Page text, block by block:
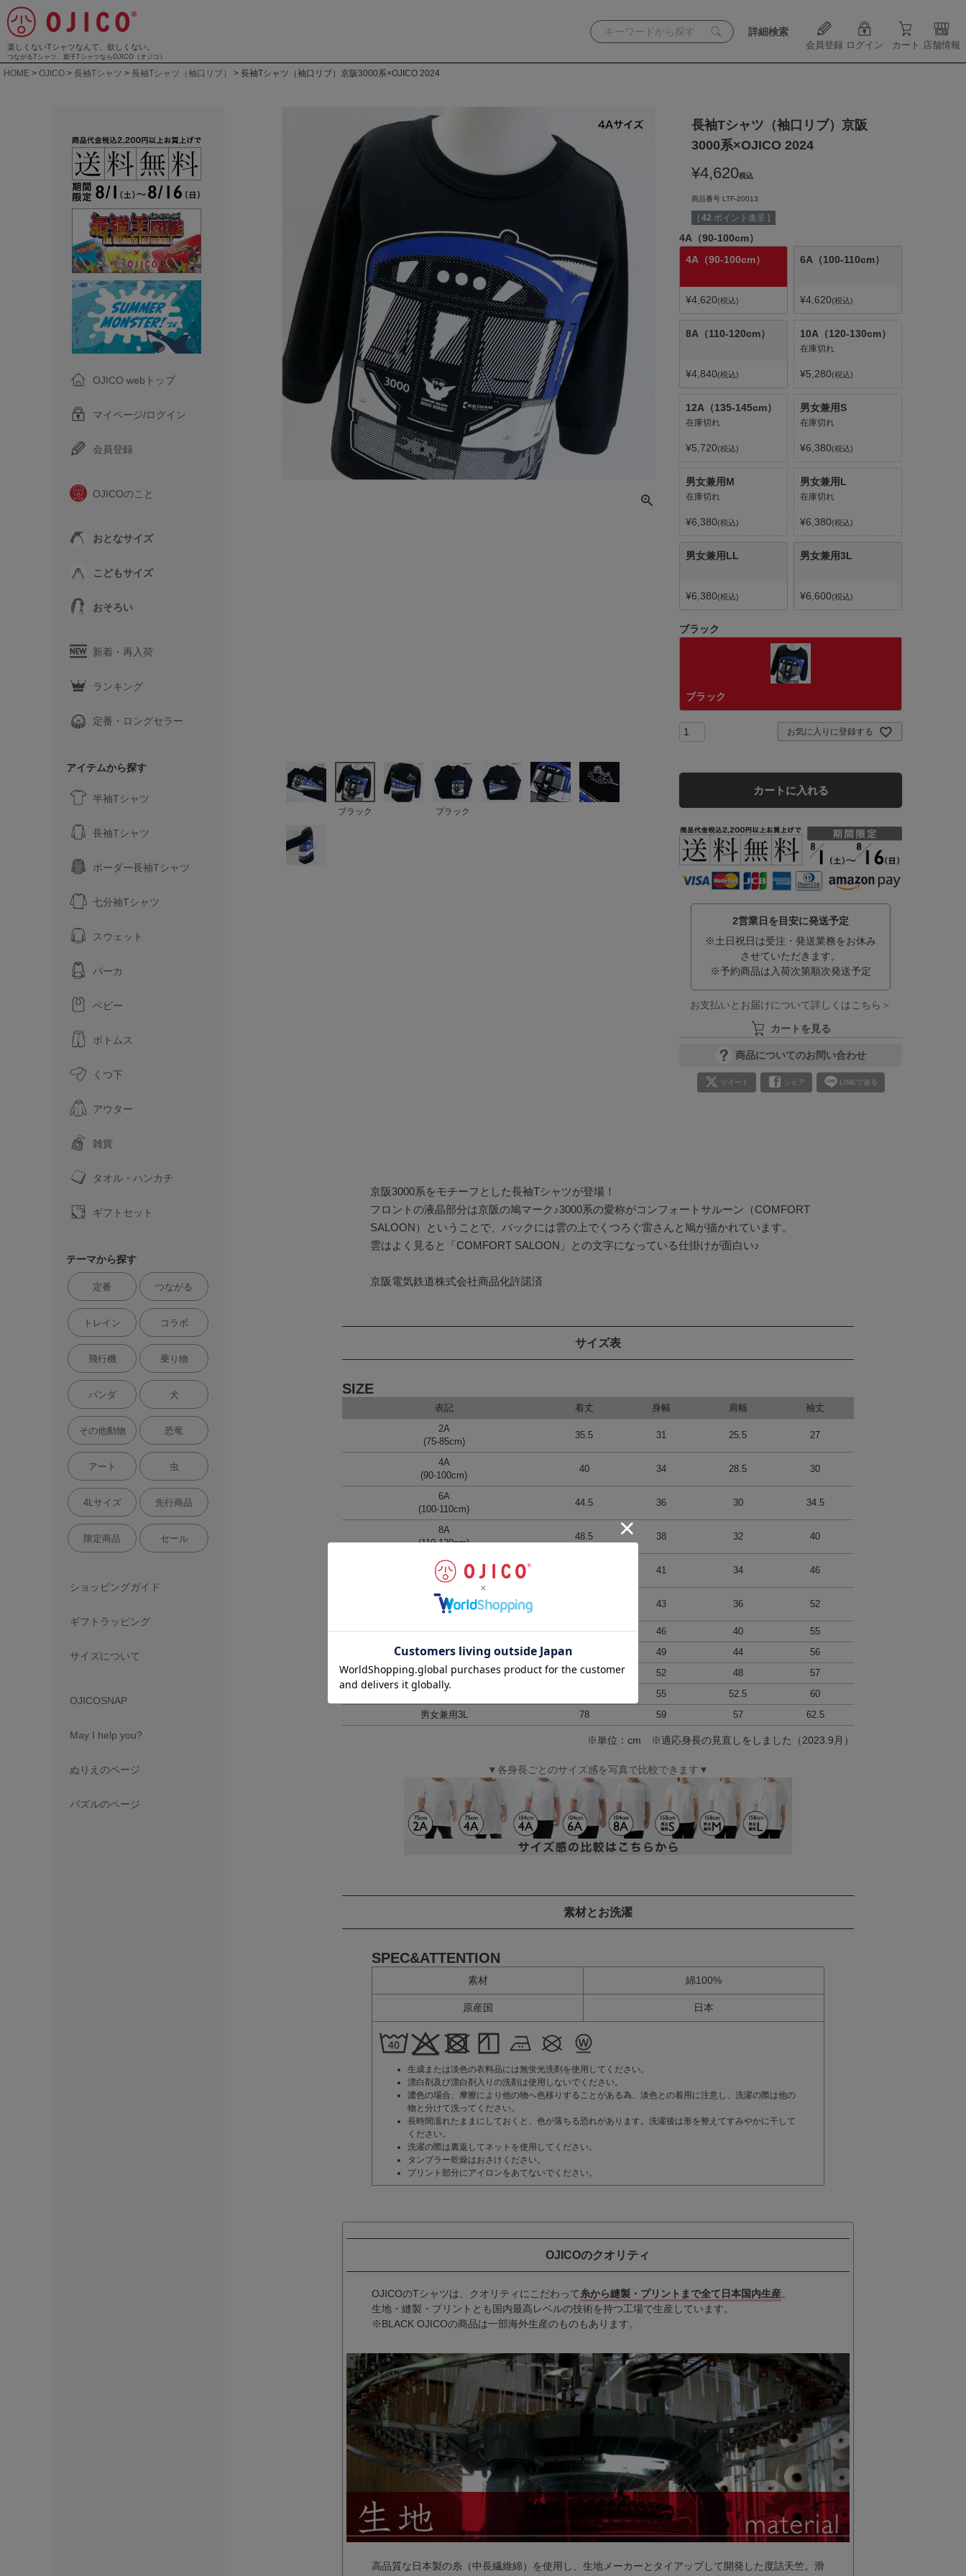
楽しくないTシャツなんて、欲しくない。
つながるTシャツ、親子TシャツならOJICO（オジコ）
詳細検索
会員登録 ログイン カート 店舗情報
HOME OJICO 長袖Tシャツ 長袖Tシャツ（袖口リブ） 長袖Tシャツ（袖口リブ）京阪3000系×OJICO 2024
OJICO webトップ
マイページ/ログイン
会員登録
OJICOのこと
おとなサイズ
こどもサイズ
おそろい
新着・再入荷
ランキング
定番・ロングセラー
アイテムから探す
半袖Tシャツ
長袖Tシャツ
ボーダー長袖Tシャツ
七分袖Tシャツ
スウェット
パーカ
ベビー
ボトムス
くつ下
アウター
雑貨
タオル・ハンカチ
ギフトセット
テーマから探す
定番 つながる
トレイン コラボ
飛行機 乗り物
パンダ 犬
その他動物 恐竜
アート 虫
4Lサイズ 先行商品
限定商品 セール
ショッピングガイド
ギフトラッピング
サイズについて
OJICOSNAP
May I help you?
ぬりえのページ
パズルのページ
ブラック ブラック
長袖Tシャツ（袖口リブ）京阪
3000系×OJICO 2024
¥4,620税込
商品番号 LTF-20013
[ 42 ポイント進呈 ]
4A（90-100cm）
4A（90-100cm）
¥4,620 税込
6A（100-110cm）
¥4,620 税込
8A（110-120cm）
¥4,840 税込
10A（120-130cm）
在庫切れ
¥5,280 税込
12A（135-145cm）
在庫切れ
¥5,720 税込
男女兼用S
在庫切れ
¥6,380 税込
男女兼用M
在庫切れ
¥6,380 税込
男女兼用L
在庫切れ
¥6,380 税込
男女兼用LL
¥6,380 税込
男女兼用3L
¥6,600 税込
ブラック
ブラック
お気に入りに登録する
カートに入れる
2営業日を目安に発送予定
※土日祝日は受注・発送業務をお休み
させていただきます。
※予約商品は入荷次第順次発送予定
お支払いとお届けについて詳しくはこちら＞
カートを見る
商品についてのお問い合わせ
ツイート シェア LINEで送る
京阪3000系をモチーフとした長袖Tシャツが登場！
フロントの液晶部分は京阪の鳩マーク♪3000系の愛称がコンフォートサルーン（COMFORT
SALOON）ということで、バックには雲の上でくつろぐ雷さんと鳩が描かれています。
雲はよく見ると「COMFORT SALOON」との文字になっている仕掛けが面白い♪
京阪電気鉄道株式会社商品化許諾済
サイズ表
SIZE
表記 着丈 身幅 肩幅 袖丈
2A
(75-85cm)
35.5 31 25.5 27
4A
(90-100cm)
40 34 28.5 30
6A
(100-110cm)
44.5 36 30 34.5
8A
(110-120cm)
48.5 38 32 40
10A
(120-130cm)
41 34 46
12A
(135-145cm)
43 36 52
男女兼用S 61 46 40 55
男女兼用M 49 44 56
男女兼用L 69 52 48 57
男女兼用LL 55 52.5 60
男女兼用3L 78 59 57 62.5
※単位：cm ※適応身長の見直しをしました（2023.9月）
▼各身長ごとのサイズ感を写真で比較できます▼
素材とお洗濯
SPEC&ATTENTION
素材 綿100%
原産国 日本
生成または淡色の衣料品には無蛍光洗剤を使用してください。
漂白剤及び漂白剤入りの洗剤は使用しないでください。
濃色の場合、摩擦により他の物へ色移りすることがある為、淡色との着用に注意し、洗濯の際は他の
物と分けて洗ってください。
長時間濡れたままにしておくと、色が落ちる恐れがあります。洗濯後は形を整えてすみやかに干して
ください。
洗濯の際は裏返してネットを使用してください。
タンブラー乾燥はおさけください。
プリント部分にアイロンをあてないでください。
OJICOのクオリティ
OJICOのTシャツは、クオリティにこだわって 糸から縫製・プリントまで全て日本国内生産。
生地・縫製・プリントとも国内最高レベルの技術を持つ工場で生産しています。
※BLACK OJICOの商品は一部海外生産のものもあります。
高品質な日本製の糸（中長繊維綿）を使用し、生地メーカーとタイアップして開発した度詰天竺。滑